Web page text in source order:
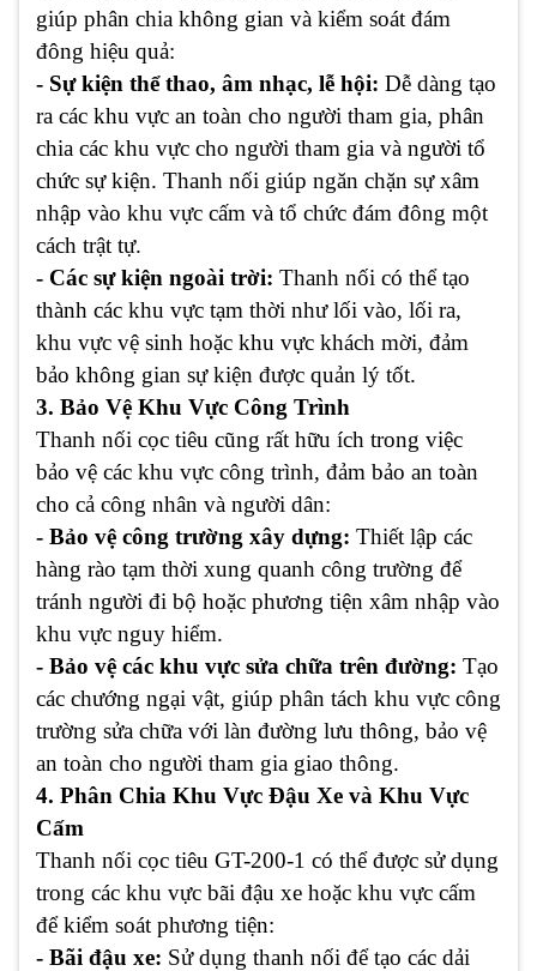
giúp phân chia không gian và kiểm soát đám
đông hiệu quả:
- Sự kiện thể thao, âm nhạc, lễ hội: Dễ dàng tạo
ra các khu vực an toàn cho người tham gia, phân
chia các khu vực cho người tham gia và người tổ
chức sự kiện. Thanh nối giúp ngăn chặn sự xâm
nhập vào khu vực cấm và tổ chức đám đông một
cách trật tự.
- Các sự kiện ngoài trời: Thanh nối có thể tạo
thành các khu vực tạm thời như lối vào, lối ra,
khu vực vệ sinh hoặc khu vực khách mời, đảm
bảo không gian sự kiện được quản lý tốt.
3. Bảo Vệ Khu Vực Công Trình
Thanh nối cọc tiêu cũng rất hữu ích trong việc
bảo vệ các khu vực công trình, đảm bảo an toàn
cho cả công nhân và người dân:
- Bảo vệ công trường xây dựng: Thiết lập các
hàng rào tạm thời xung quanh công trường để
tránh người đi bộ hoặc phương tiện xâm nhập vào
khu vực nguy hiểm.
- Bảo vệ các khu vực sửa chữa trên đường: Tạo
các chướng ngại vật, giúp phân tách khu vực công
trường sửa chữa với làn đường lưu thông, bảo vệ
an toàn cho người tham gia giao thông.
4. Phân Chia Khu Vực Đậu Xe và Khu Vực
Cấm
Thanh nối cọc tiêu GT-200-1 có thể được sử dụng
trong các khu vực bãi đậu xe hoặc khu vực cấm
để kiểm soát phương tiện:
- Bãi đậu xe: Sử dụng thanh nối để tạo các dải